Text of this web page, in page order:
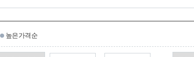
높은가격순